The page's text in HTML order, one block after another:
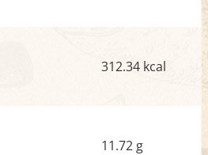
312.34 kcal
11.72 g